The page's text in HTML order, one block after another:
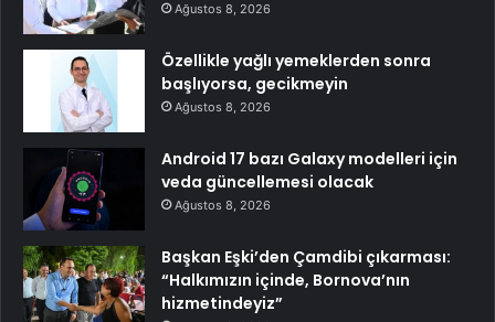
Ağustos 8, 2026
Özellikle yağlı yemeklerden sonra
başlıyorsa, gecikmeyin
Ağustos 8, 2026
Android 17 bazı Galaxy modelleri için
veda güncellemesi olacak
Ağustos 8, 2026
Başkan Eşki’den Çamdibi çıkarması:
“Halkımızın içinde, Bornova’nın
hizmetindeyiz”